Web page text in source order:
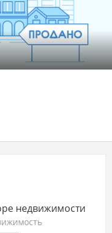
недвижимости